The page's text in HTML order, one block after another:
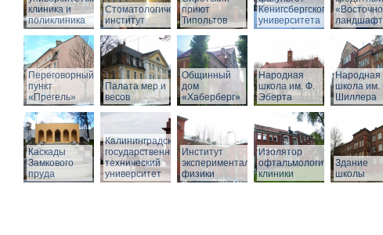
клиника и
поликлиника
Стоматологический
институт
приют
Типольтов
Кенигсбергского
университета
Переговорный
пункт
«Прегель»
Палата мер и
весов
Общинный
дом
«Хаберберг»
Народная
школа им. Ф.
Эберта
Народная
школа им.
Шиллера
Каскады
Замкового
пруда
Калининградский
государственный
технический
университет
Институт
экспериментальной
физики
Изолятор
офтальмологической
клиники
Здание
школы